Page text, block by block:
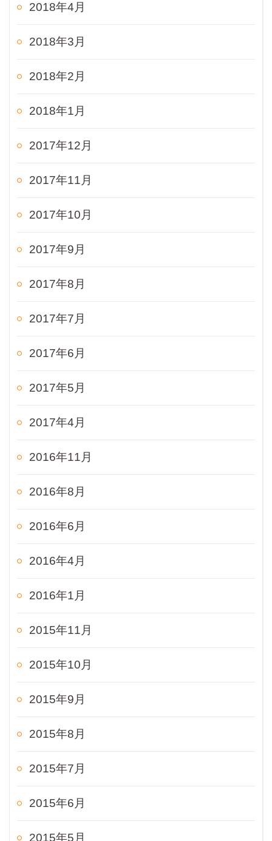
2018年4月
2018年3月
2018年2月
2018年1月
2017年12月
2017年11月
2017年10月
2017年9月
2017年8月
2017年7月
2017年6月
2017年5月
2017年4月
2016年11月
2016年8月
2016年6月
2016年4月
2016年1月
2015年11月
2015年10月
2015年9月
2015年8月
2015年7月
2015年6月
2015年5月